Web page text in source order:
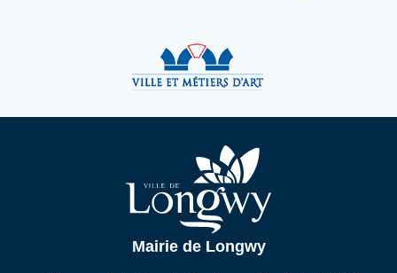
Mairie de Longwy